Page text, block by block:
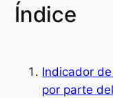
Índice
Indicador
por parte